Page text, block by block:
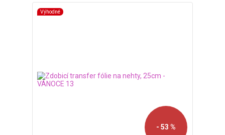
Výhodné
- 53 %